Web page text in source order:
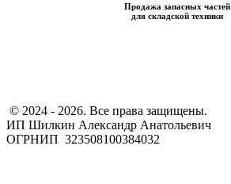
Продажа запасных частей
для складской техники
​ © 2024 - 2026. Все права защищены.
ИП Шилкин Александр Анатольевич
ОГРНИП 323508100384032